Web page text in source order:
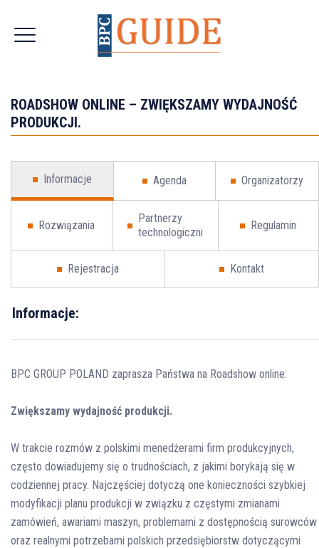
ROADSHOW ONLINE – ZWIĘKSZAMY WYDAJNOŚĆ
PRODUKCJI.
Informacje Agenda Organizatorzy
Rozwiązania
Partnerzy
technologiczni
Regulamin
Rejestracja Kontakt
Informacje:
BPC GROUP POLAND zaprasza Państwa na Roadshow online:
Zwiększamy wydajność produkcji.
W trakcie rozmów z polskimi menedżerami firm produkcyjnych,
często dowiadujemy się o trudnościach, z jakimi borykają się w
codziennej pracy. Najczęściej dotyczą one konieczności szybkiej
modyfikacji planu produkcji w związku z częstymi zmianami
zamówień, awariami maszyn, problemami z dostępnością surowców
oraz realnymi potrzebami polskich przedsiębiorstw dotyczącymi